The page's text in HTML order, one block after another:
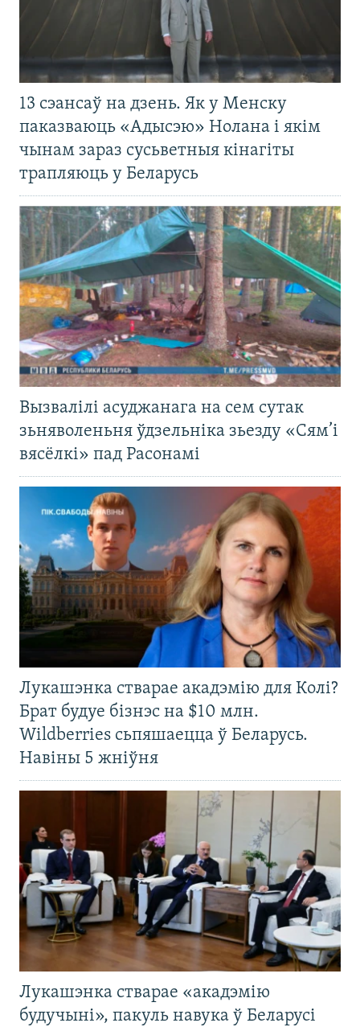
13 сэансаў на дзень. Як у Менску
паказваюць «Адысэю» Нолана і якім
чынам зараз сусьветныя кінагіты
трапляюць у Беларусь
Вызвалілі асуджанага на сем сутак
зьняволеньня ўдзельніка зьезду «Сям’і
вясёлкі» пад Расонамі
Лукашэнка стварае акадэмію для Колі?
Брат будуе бізнэс на $10 млн.
Wildberries сьпяшаецца ў Беларусь.
Навіны 5 жніўня
Лукашэнка стварае «акадэмію
будучыні», пакуль навука ў Беларусі